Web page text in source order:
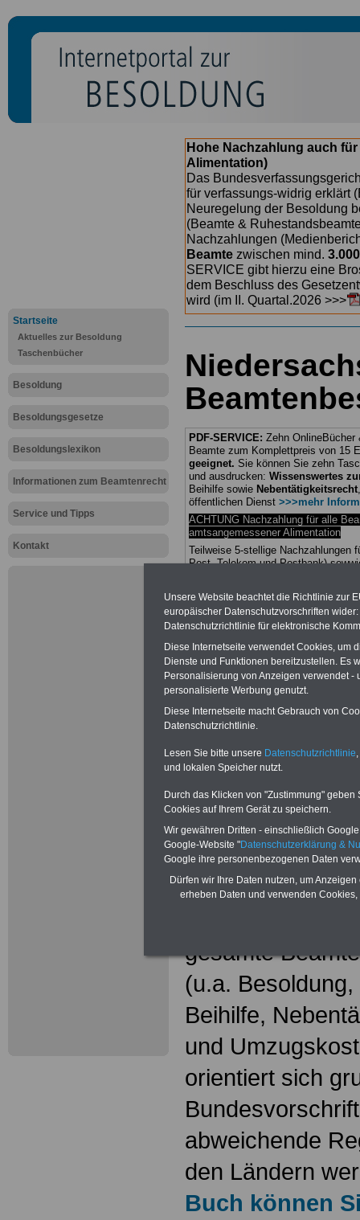
Startseite
Aktuelles zur Besoldung
Taschenbücher
Besoldung
Besoldungsgesetze
Besoldungslexikon
Informationen zum Beamtenrecht
Service und Tipps
Kontakt
Hohe Nachzahlung auch
Alimentation)
Das
für verfassungs-widrig erklärt
Neuregelung der Besoldung
(Beamte &
Nachzahlungen
Beamte zwischen mind.
SERVICE gibt hierzu eine
dem Beschluss des
wird (im II. Quartal.2026 >>>
PDF-SERVICE: Zehn
Beamte zum Komplettpreis von 15
geeignet. Sie können Sie zehn
und ausdrucken: Wissenswertes
Beihilfe sowie Nebentätigkeitsrecht
öffentlichen Dienst >>>mehr
ACHTUNG Nachzahlung für alle
amtsangemessener Alimentation
Teilweise 5-stellige Nachzahlungen
Post, Telekom und Postbank)
Hier die
abschließen!
Neu
Beamte
Das beliebte
gesamte
(u.a.
Beihilfe,
und
orientiert sich
abweichende
den Ländern
Buch können
Unsere Website beachtet die Richtlinie zur
europäischer Datenschutzvorschriften
Datenschutzrichtlinie für elektronische
Diese Internetseite verwendet Cookies, um
Dienste und Funktionen bereitzustellen. Es
Personalisierung von Anzeigen verwendet
personalisierte Werbung genutzt.
Diese Internetseite macht Gebrauch von
Datenschutzrichtlinie.
Lesen Sie bitte unsere Datenschutzrichtlinie
und lokalen Speicher nutzt.
Durch das Klicken von "Zustimmung"
Cookies auf Ihrem Gerät zu speichern.
Wir gewähren Dritten - einschließlich
Google-Website "Datenschutzerklärung &
Google ihre personenbezogenen Daten
Dürfen wir Ihre Daten nutzen, um
erheben Daten und verwenden